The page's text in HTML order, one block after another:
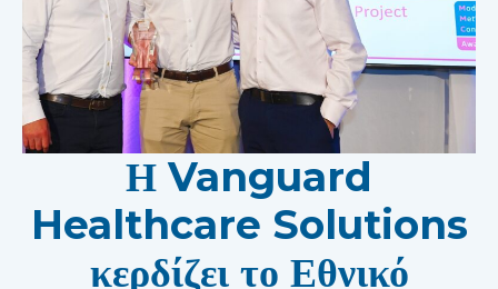
Η Vanguard
Healthcare Solutions
κερδίζει το Εθνικό